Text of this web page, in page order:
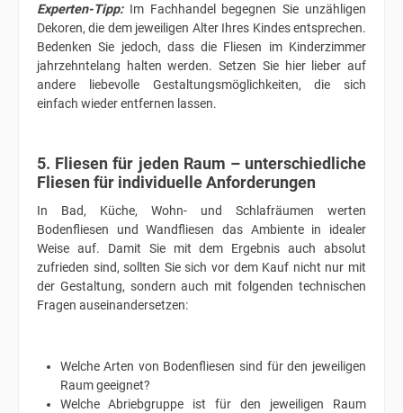
Experten-Tipp:Im Fachhandel begegnen Sie unzähligen
Dekoren, die dem jeweiligen Alter Ihres Kindes entsprechen.
Bedenken Sie jedoch, dass die Fliesen im Kinderzimmer
jahrzehntelang halten werden. Setzen Sie hier lieber auf
andere liebevolle Gestaltungsmöglichkeiten, die sich
einfach wieder entfernen lassen.
5. Fliesen für jeden Raum – unterschiedliche
Fliesen für individuelle Anforderungen
In Bad, Küche, Wohn- und Schlafräumen werten
Bodenfliesen und Wandfliesen das Ambiente in idealer
Weise auf. Damit Sie mit dem Ergebnis auch absolut
zufrieden sind, sollten Sie sich vor dem Kauf nicht nur mit
der Gestaltung, sondern auch mit folgenden technischen
Fragen auseinandersetzen:
Welche Arten von Bodenfliesen sind für den jeweiligen
Raum geeignet?
Welche Abriebgruppe ist für den jeweiligen Raum